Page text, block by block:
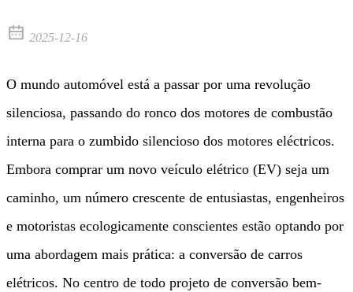
2025-12-16
O mundo automóvel está a passar por uma revolução
silenciosa, passando do ronco dos motores de combustão
interna para o zumbido silencioso dos motores eléctricos.
Embora comprar um novo veículo elétrico (EV) seja um
caminho, um número crescente de entusiastas, engenheiros
e motoristas ecologicamente conscientes estão optando por
uma abordagem mais prática: a conversão de carros
elétricos. No centro de todo projeto de conversão bem-